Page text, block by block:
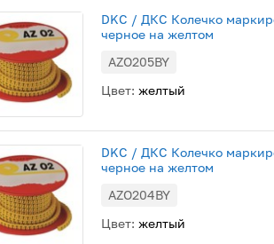
DKC / ДКС Колечко
черное на желтом
AZO205BY
Цвет: желтый
DKC / ДКС Колечко
черное на желтом
AZO204BY
Цвет: желтый